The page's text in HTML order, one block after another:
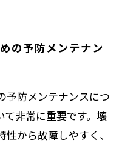
の予防メンテナン
予防メンテナンスにつ
て非常に重要です。壊
から故障しやすく、